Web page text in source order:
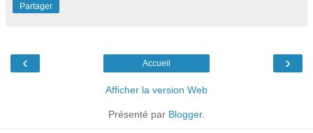
Partager
‹ ›
Accueil
Afficher la version Web
Présenté par Blogger.